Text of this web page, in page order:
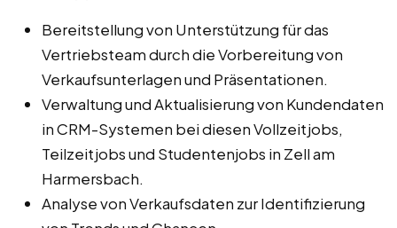
Bereitstellung von Unterstützung für das
Vertriebsteam durch die Vorbereitung von
Verkaufsunterlagen und Präsentationen.
Verwaltung und Aktualisierung von Kundendaten
in CRM-Systemen bei diesen Vollzeitjobs,
Teilzeitjobs und Studentenjobs in Zell am
Harmersbach.
Analyse von Verkaufsdaten zur Identifizierung